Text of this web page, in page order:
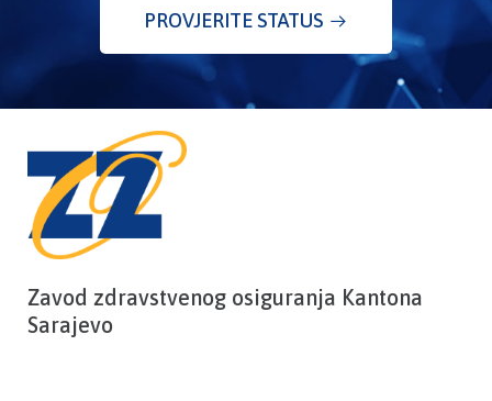
PROVJERITE STATUS
Zavod zdravstvenog osiguranja Kantona
Sarajevo